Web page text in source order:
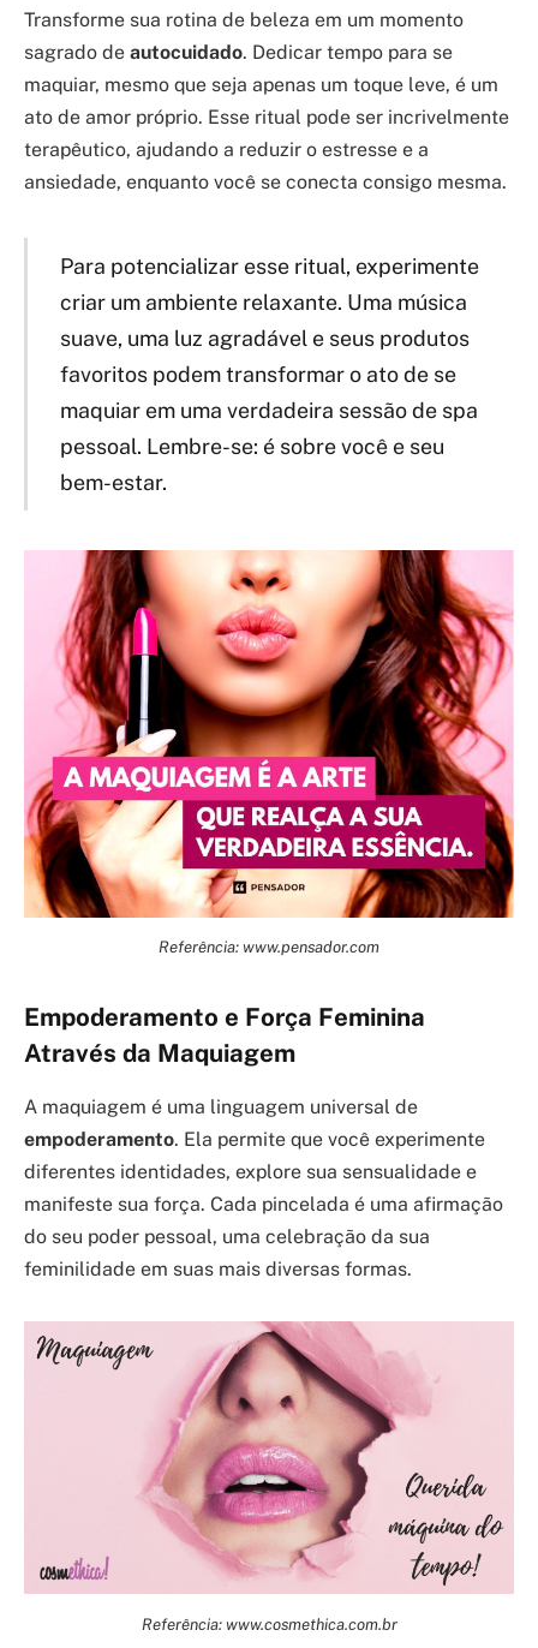
Transforme sua rotina de beleza em um momento
sagrado de autocuidado. Dedicar tempo para se
maquiar, mesmo que seja apenas um toque leve, é um
ato de amor próprio. Esse ritual pode ser incrivelmente
terapêutico, ajudando a reduzir o estresse e a
ansiedade, enquanto você se conecta consigo mesma.
Para potencializar esse ritual, experimente
criar um ambiente relaxante. Uma música
suave, uma luz agradável e seus produtos
favoritos podem transformar o ato de se
maquiar em uma verdadeira sessão de spa
pessoal. Lembre-se: é sobre você e seu
bem-estar.
Referência: www.pensador.com
Empoderamento e Força Feminina
Através da Maquiagem
A maquiagem é uma linguagem universal de
empoderamento. Ela permite que você experimente
diferentes identidades, explore sua sensualidade e
manifeste sua força. Cada pincelada é uma afirmação
do seu poder pessoal, uma celebração da sua
feminilidade em suas mais diversas formas.
Referência: www.cosmethica.com.br